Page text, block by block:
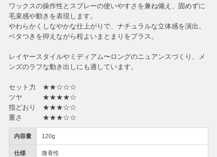
内容量 120g
仕様 微香性
ワックスの操作性とスプレーの使いやすさを兼ね備え、固めずに
毛束感や動きを表現します。
やわらかくしなやかな仕上がりで、ナチュラルな立体感を演出。
ベタつきを抑えながら程よいまとまりをプラス。
レイヤースタイルやミディアム〜ロングのニュアンスづくり、メ
ンズのラフな動き出しにも適しています。
セット力 ★★☆☆☆
ツヤ ★★★★☆
指どおり ★★★☆☆
重さ ★★★☆☆